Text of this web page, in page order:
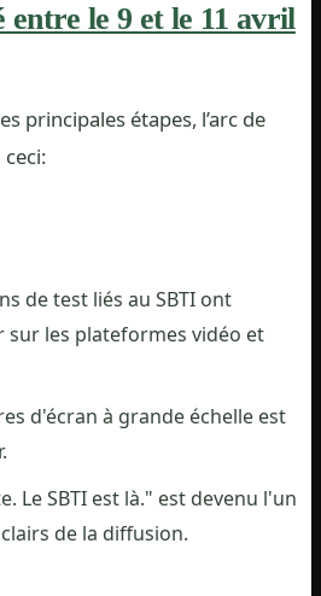
entre le 9 et le 11 avril
principales étapes, l’arc de
de test liés au SBTI ont
sur les plateformes vidéo et
d'écran à grande échelle est
Le SBTI est là." est devenu l'un
de la diffusion.